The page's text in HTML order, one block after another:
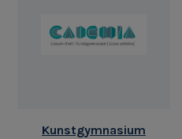
Kunstgymnasium